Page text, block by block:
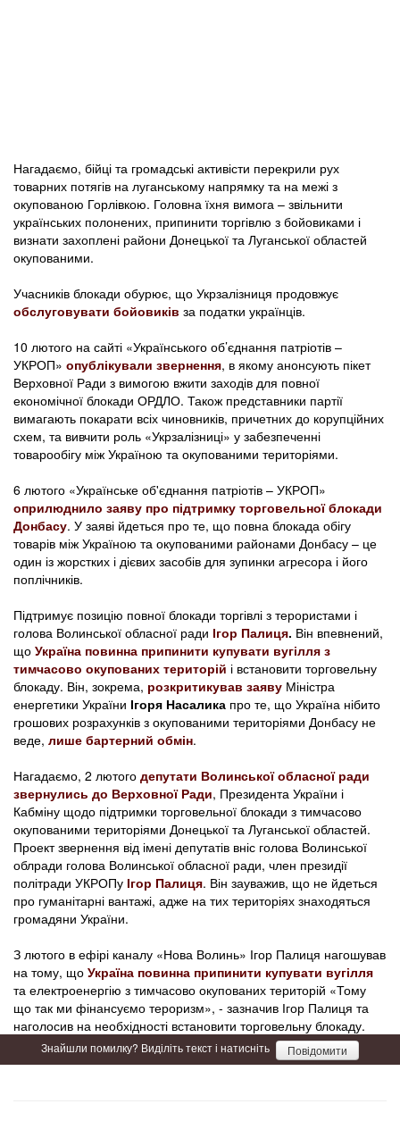
Нагадаємо, бійці та громадські активісти перекрили рух
товарних потягів на луганському напрямку та на межі з
окупованою Горлівкою. Головна їхня вимога – звільнити
українських полонених, припинити торгівлю з бойовиками і
визнати захоплені райони Донецької та Луганської областей
окупованими.
Учасників блокади обурює, що Укрзалізниця продовжує
обслуговувати бойовиків за податки українців.
10 лютого на сайті «Українського об’єднання патріотів –
УКРОП» опублікували звернення, в якому анонсують пікет
Верховної Ради з вимогою вжити заходів для повної
економічної блокади ОРДЛО. Також представники партії
вимагають покарати всіх чиновників, причетних до корупційних
схем, та вивчити роль «Укрзалізниці» у забезпеченні
товарообігу між Україною та окупованими територіями.
6 лютого «Українське об'єднання патріотів – УКРОП»
оприлюднило заяву про підтримку торговельної блокади
Донбасу. У заяві йдеться про те, що повна блокада обігу
товарів між Україною та окупованими районами Донбасу – це
один із жорстких і дієвих засобів для зупинки агресора і його
поплічників.
Підтримує позицію повної блокади торгівлі з терористами і
голова Волинської обласної ради Ігор Палиця. Він впевнений,
що Україна повинна припинити купувати вугілля з
тимчасово окупованих територій і встановити торговельну
блокаду. Він, зокрема, розкритикував заяву Міністра
енергетики України Ігоря Насалика про те, що Україна нібито
грошових розрахунків з окупованими територіями Донбасу не
веде, лише бартерний обмін.
Нагадаємо, 2 лютого депутати Волинської обласної ради
звернулись до Верховної Ради, Президента України і
Кабміну щодо підтримки торговельної блокади з тимчасово
окупованими територіями Донецької та Луганської областей.
Проект звернення від імені депутатів вніс голова Волинської
облради голова Волинської обласної ради, член президії
політради УКРОПу Ігор Палиця. Він зауважив, що не йдеться
про гуманітарні вантажі, адже на тих територіях знаходяться
громадяни України.
З лютого в ефірі каналу «Нова Волинь» Ігор Палиця нагошував
на тому, що Україна повинна припинити купувати вугілля
та електроенергію з тимчасово окупованих територій «Тому
що так ми фінансуємо тероризм», - зазначив Ігор Палиця та
наголосив на необхідності встановити торговельну блокаду.
Знайшли помилку? Виділіть текст і натисніть Повідомити